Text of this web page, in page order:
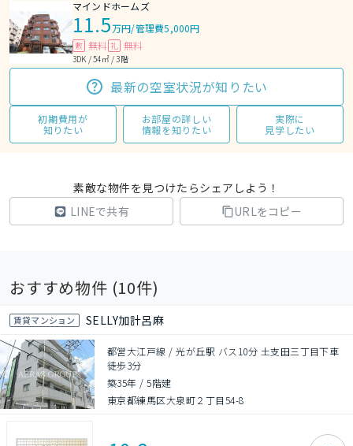
マインドホームズ
11.5万円/管理費5,000円
敷 無料 礼 無料
3DK / 54㎡ / 3階
最新の空室状況が知りたい
初期費用が
知りたい
お部屋の詳しい
情報を知りたい
実際に
見学したい
素敵な物件を見つけたらシェアしよう！
LINEで共有
URLをコピー
おすすめ物件 (10件)
賃貸マンション SELLY加計呂麻
都営大江戸線 / 光が丘駅 バス10分 土支田三丁目下車
徒歩3分
築35年 /5階建
東京都練馬区大泉町２丁目54-8